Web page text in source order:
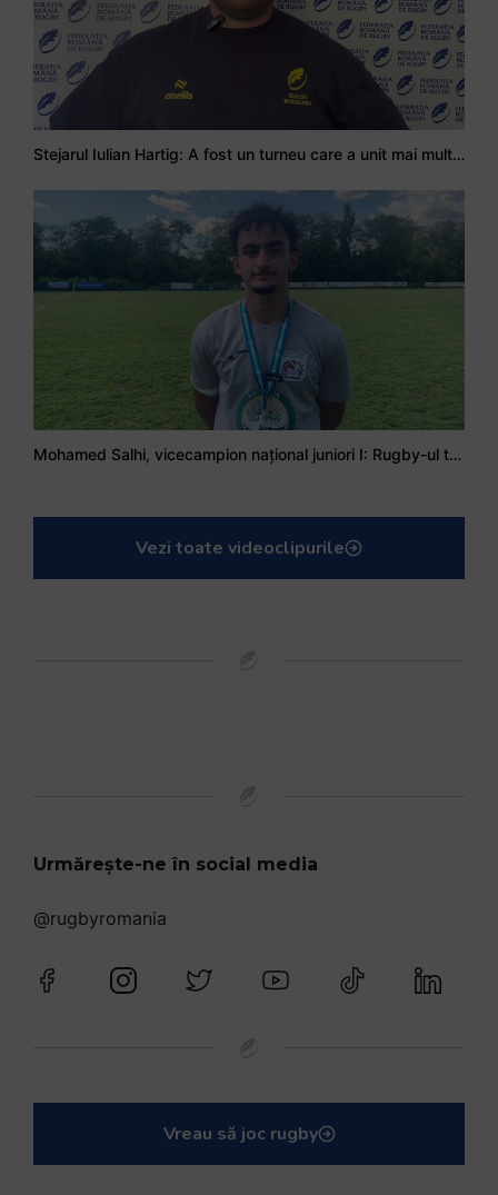
Stejarul Iulian Hartig: A fost un turneu care a unit mai mult echipa
Mohamed Salhi, vicecampion național juniori I: Rugby-ul te învață să accepți și înfrângerile
Vezi toate videoclipurile
Urmărește-ne în social media
@rugbyromania
Vreau să joc rugby